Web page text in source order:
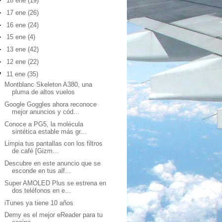
17 ene(26)
16 ene(24)
15 ene(4)
13 ene(42)
12 ene(22)
11 ene(35)
Montblanc Skeleton A380, una
pluma de altos vuelos
Google Goggles ahora reconoce
mejor anuncios y cód...
Conoce a PG5, la molécula
sintética estable más gr...
Limpia tus pantallas con los filtros
de café [Gizm...
Descubre en este anuncio que se
esconde en tus alf...
Super AMOLED Plus se estrena en
dos teléfonos en e...
iTunes ya tiene 10 años
Demy es el mejor eReader para tu